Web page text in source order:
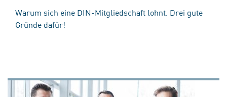
Warum sich eine DIN-Mitgliedschaft lohnt. Drei gute
Gründe dafür!